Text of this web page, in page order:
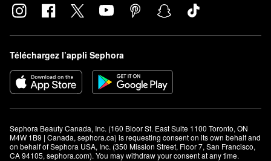
Téléchargez l’appli Sephora
Sephora Beauty Canada, Inc. (160 Bloor St. East Suite 1100 Toronto, ON
M4W 1B9 | Canada, sephora.ca) is requesting consent on its own behalf and
on behalf of Sephora USA, Inc. (350 Mission Street, Floor 7, San Francisco,
CA 94105, sephora.com). You may withdraw your consent at any time.